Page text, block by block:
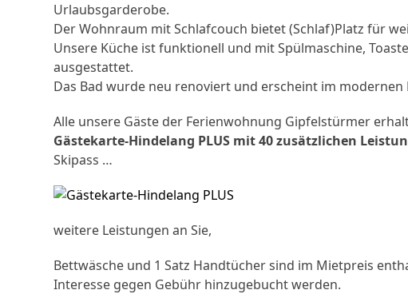
Urlaubsgarderobe.
Der Wohnraum mit Schlafcouch bietet (Schlaf)Platz für
Unsere Küche ist funktionell und mit Spülmaschine,
ausgestattet.
Das Bad wurde neu renoviert und erscheint im modernen
Alle unsere Gäste der Ferienwohnung Gipfelstürmer
Gästekarte-Hindelang PLUS mit 40 zusätzlichen
Skipass …
weitere Leistungen an Sie,
Bettwäsche und 1 Satz Handtücher sind im Mietpreis
Interesse gegen Gebühr hinzugebucht werden.